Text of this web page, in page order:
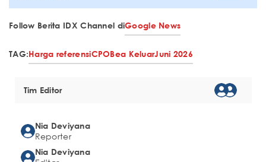
Follow Berita IDX Channel diGoogle News
TAG:Harga referensiCPOBea KeluarJuni 2026
Tim Editor
Nia Deviyana
Reporter
Nia Deviyana